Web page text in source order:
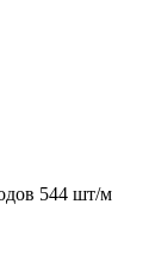
544 шт/м